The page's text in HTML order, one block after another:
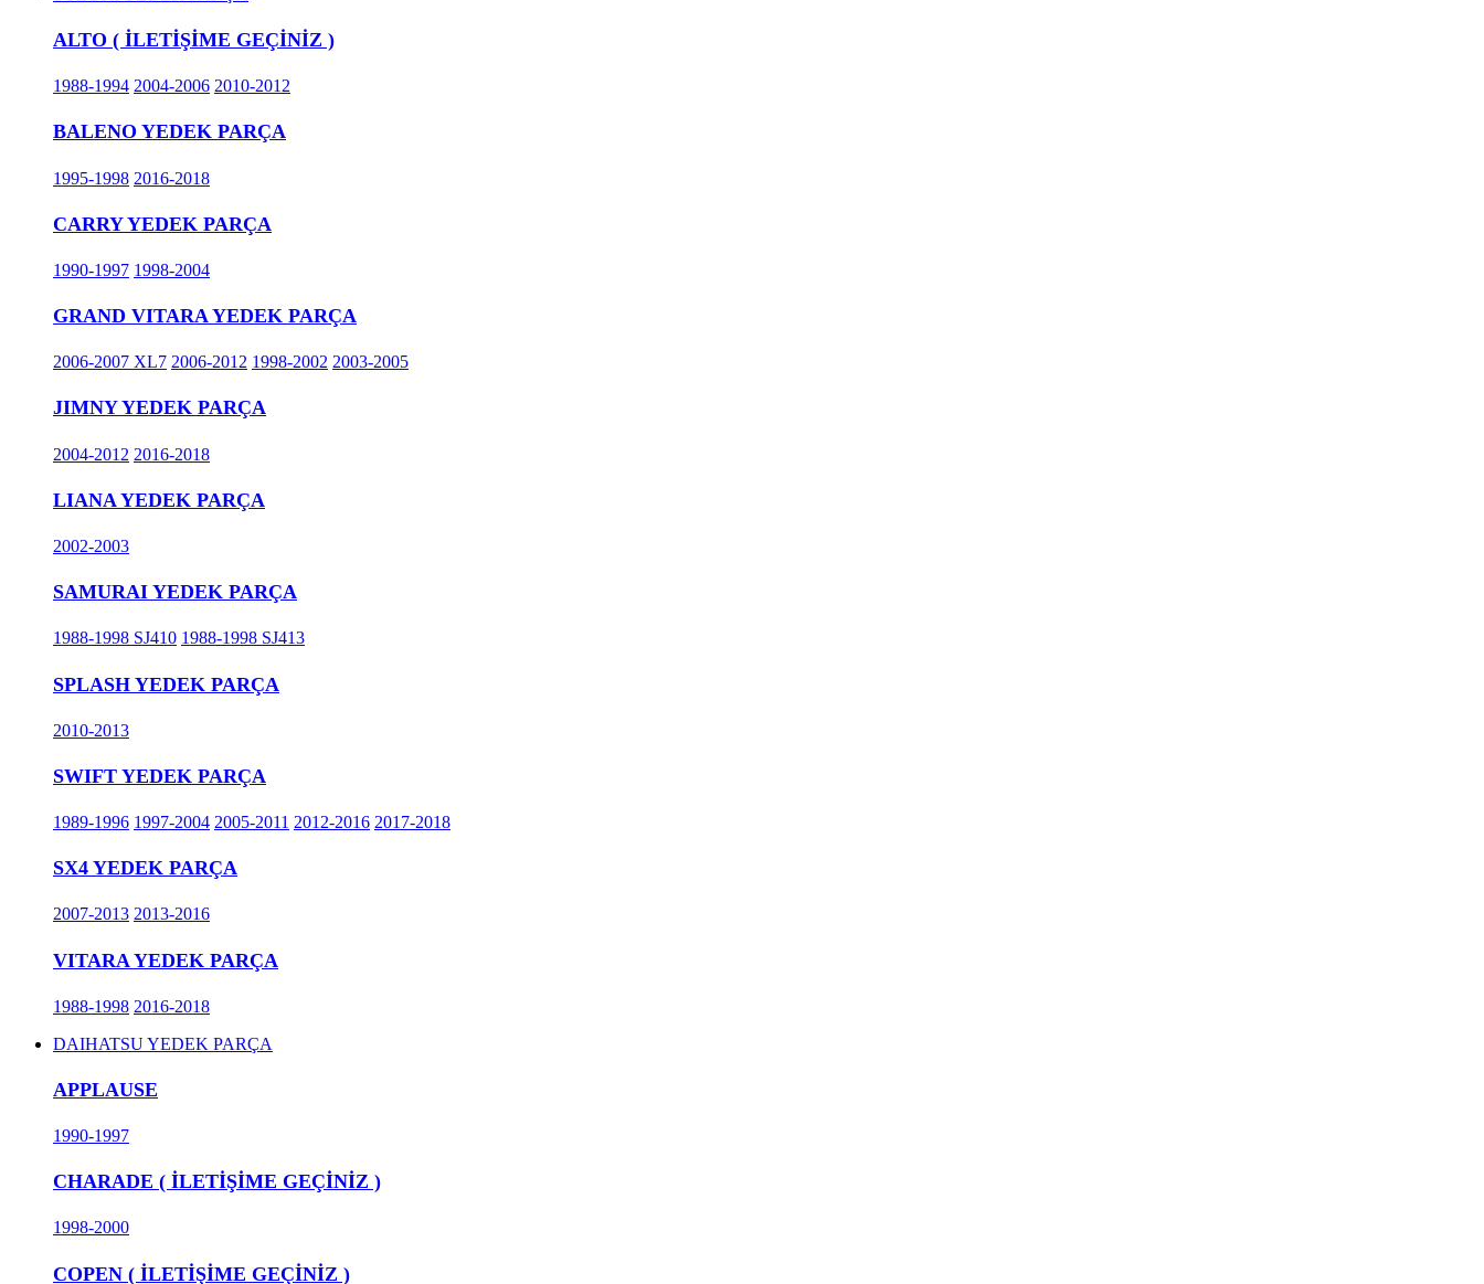
ALTO ( İLETİŞİME GEÇİNİZ )
1988-1994 2004-2006 2010-2012
BALENO YEDEK PARÇA
1995-1998 2016-2018
CARRY YEDEK PARÇA
1990-1997 1998-2004
GRAND VITARA YEDEK PARÇA
2006-2007 XL7 2006-2012 1998-2002 2003-2005
JIMNY YEDEK PARÇA
2004-2012 2016-2018
LIANA YEDEK PARÇA
2002-2003
SAMURAI YEDEK PARÇA
1988-1998 SJ410 1988-1998 SJ413
SPLASH YEDEK PARÇA
2010-2013
SWIFT YEDEK PARÇA
1989-1996 1997-2004 2005-2011 2012-2016 2017-2018
SX4 YEDEK PARÇA
2007-2013 2013-2016
VITARA YEDEK PARÇA
1988-1998 2016-2018
DAIHATSU YEDEK PARÇA
APPLAUSE
1990-1997
CHARADE ( İLETİŞİME GEÇİNİZ )
1998-2000
COPEN ( İLETİŞİME GEÇİNİZ )